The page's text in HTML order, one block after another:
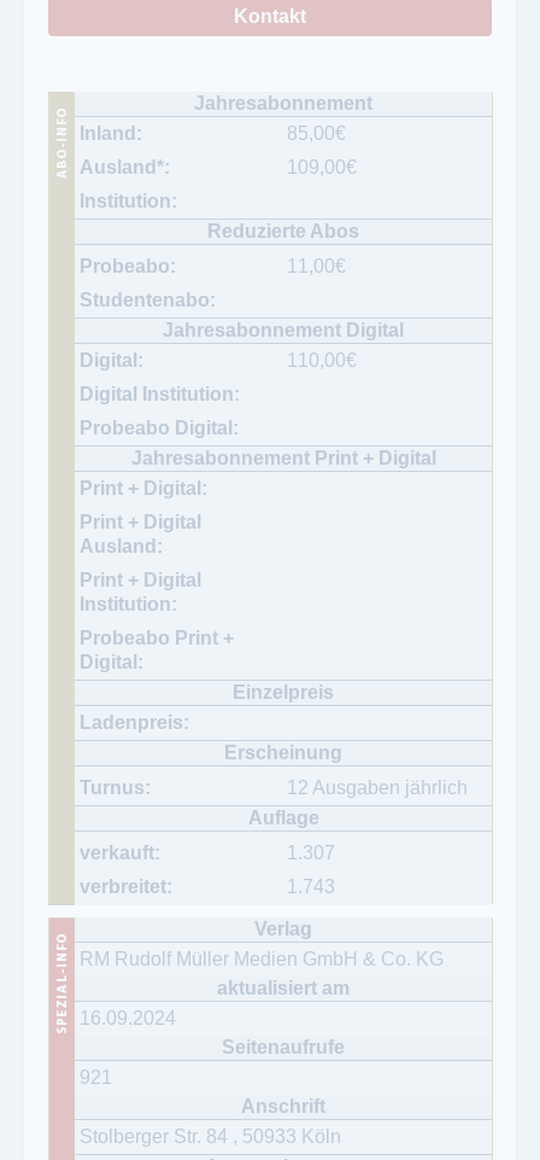
Kontakt
85,00€
109,00€
11,00€
110,00€
12 Ausgaben jährlich
1.307
1.743
RM Rudolf Müller Medien GmbH & Co. KG
16.09.2024
921
Stolberger Str. 84 , 50933 Köln